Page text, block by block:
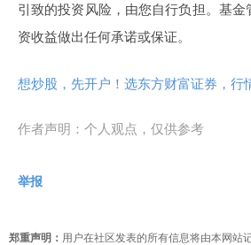
引致的投资风险，由您自行负担。基
资收益做出任何承诺或保证。
想炒股，先开户！选东方财富证券，行
作者声明：个人观点，仅供参考
举报
郑重声明： 用户在社区发表的所有信息将由本网站